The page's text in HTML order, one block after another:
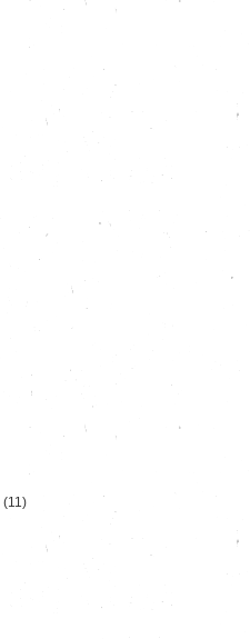
(11)